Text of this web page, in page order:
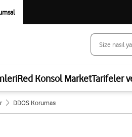
Red Konsol MarketTarifeler
DDOS Koruması